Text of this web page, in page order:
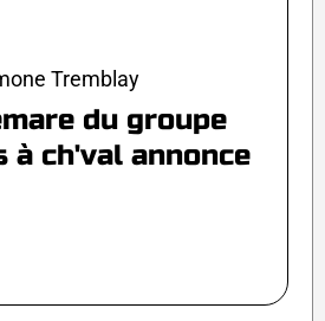
Tremblay
du groupe
à ch'val annonce